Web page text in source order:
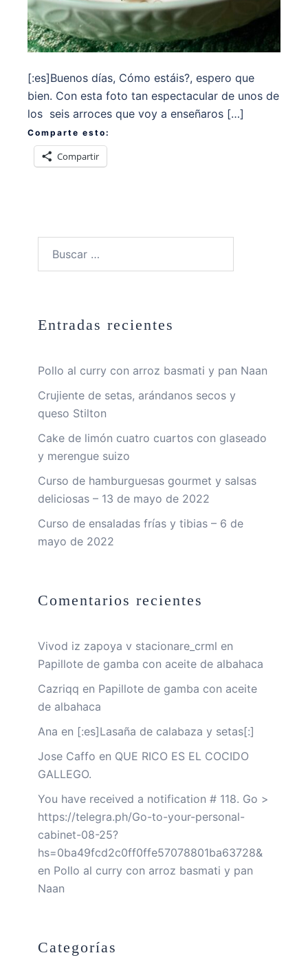
[:es]Buenos días, Cómo estáis?, espero que
bien. Con esta foto tan espectacular de unos de
los seis arroces que voy a enseñaros […]
Comparte esto:
Compartir
Entradas recientes
Pollo al curry con arroz basmati y pan Naan
Crujiente de setas, arándanos secos y
queso Stilton
Cake de limón cuatro cuartos con glaseado
y merengue suizo
Curso de hamburguesas gourmet y salsas
deliciosas – 13 de mayo de 2022
Curso de ensaladas frías y tibias – 6 de
mayo de 2022
Comentarios recientes
Vivod iz zapoya v stacionare_crml en
Papillote de gamba con aceite de albahaca
Cazriqq en Papillote de gamba con aceite
de albahaca
Ana en [:es]Lasaña de calabaza y setas[:]
Jose Caffo en QUE RICO ES EL COCIDO
GALLEGO.
You have received a notification # 118. Go >
https://telegra.ph/Go-to-your-personal-
cabinet-08-25?
hs=0ba49fcd2c0ff0ffe57078801ba63728&
en Pollo al curry con arroz basmati y pan
Naan
Categorías